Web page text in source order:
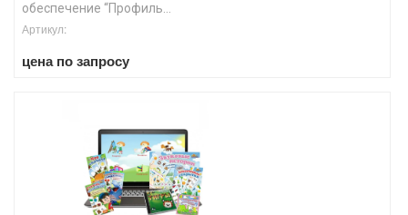
обеспечение “Профиль...
Артикул:
цена по запросу